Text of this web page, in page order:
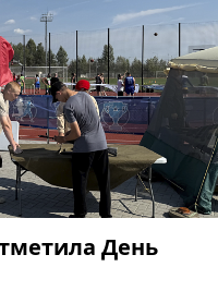
День